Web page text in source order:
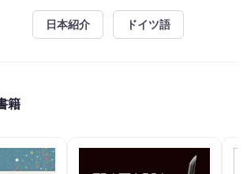
日本紹介 ドイツ語
籍